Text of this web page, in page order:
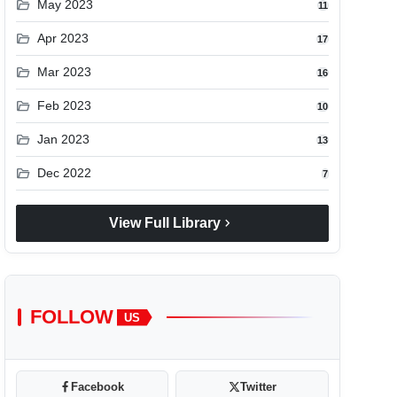
folder_open May 2023 11
folder_open Apr 2023 17
folder_open Mar 2023 16
folder_open Feb 2023 10
folder_open Jan 2023 13
folder_open Dec 2022 7
View Full Library chevron_right
FOLLOW US
Facebook Twitter